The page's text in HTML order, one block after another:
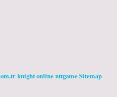
knight onlinenttgameSitemap